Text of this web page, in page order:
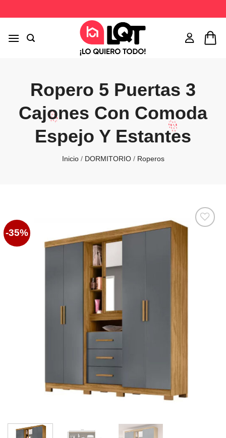
al
Ropero 5 Puertas 3
Cajones Con Comoda
Espejo Y Estantes
Inicio / DORMITORIO / Roperos
-35%